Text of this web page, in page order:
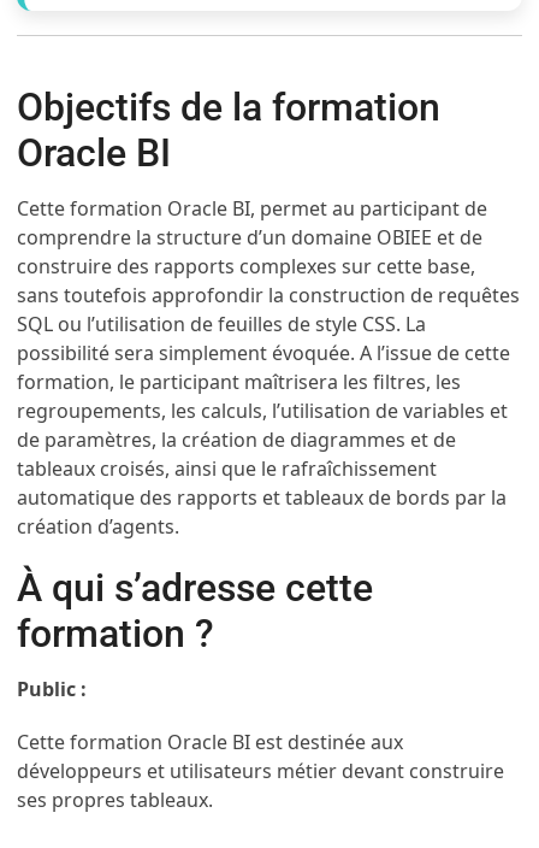
Objectifs de la formation
Oracle BI
Cette formation Oracle BI, permet au participant de
comprendre la structure d’un domaine OBIEE et de
construire des rapports complexes sur cette base,
sans toutefois approfondir la construction de requêtes
SQL ou l’utilisation de feuilles de style CSS. La
possibilité sera simplement évoquée. A l’issue de cette
formation, le participant maîtrisera les filtres, les
regroupements, les calculs, l’utilisation de variables et
de paramètres, la création de diagrammes et de
tableaux croisés, ainsi que le rafraîchissement
automatique des rapports et tableaux de bords par la
création d’agents.
À qui s’adresse cette
formation ?
Public :
Cette formation Oracle BI est destinée aux
développeurs et utilisateurs métier devant construire
ses propres tableaux.